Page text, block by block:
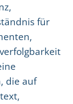
für
die auf